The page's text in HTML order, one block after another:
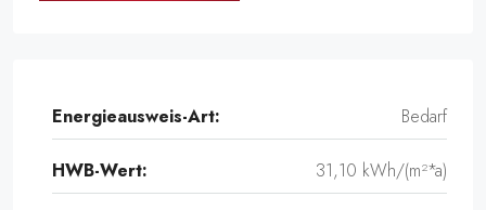
Energieausweis-Art: Bedarf
HWB-Wert: 31,10 kWh/(m²*a)